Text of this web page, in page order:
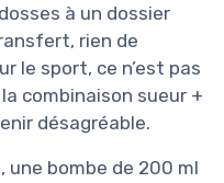
à un dossier
rien de
le sport, ce n’est pas
combinaison sueur +
désagréable.
une bombe de 200 ml